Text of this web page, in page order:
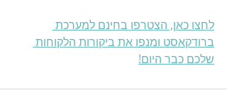
לחצו כאן, הצטרפו בחינם למערכת
ברודקאסט ומנפו את ביקורות הלקוחות
שלכם כבר היום!